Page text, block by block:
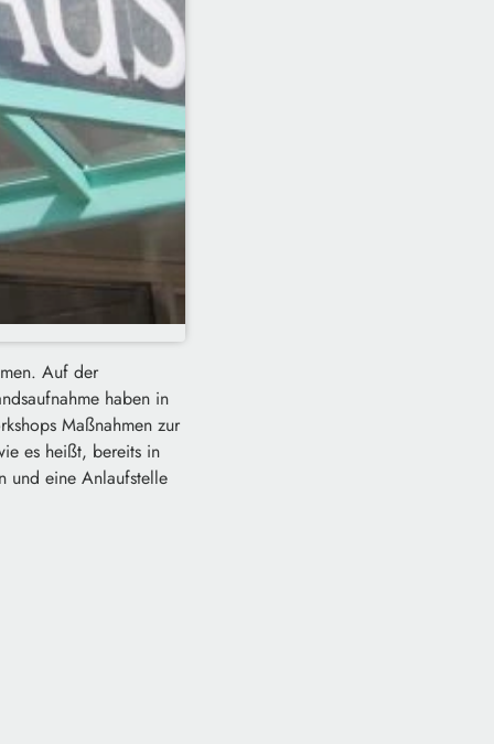
Auf der
haben in
Maßnahmen zur
es heißt, bereits in
und eine Anlaufstelle